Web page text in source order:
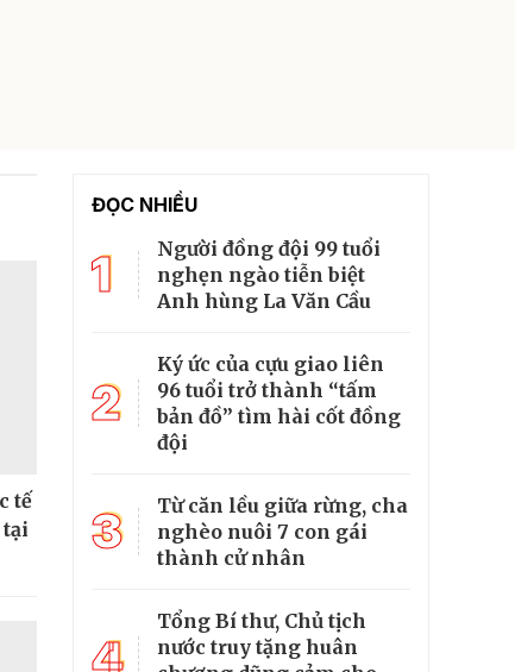
tế
ĐỌC NHIỀU
1
Người đồng đội 99 tuổi
nghẹn ngào tiễn biệt
Anh hùng La Văn Cầu
2
Ký ức của cựu giao liên
96 tuổi trở thành “tấm
bản đồ” tìm hài cốt đồng
đội
3
Từ căn lều giữa rừng, cha
nghèo nuôi 7 con gái
thành cử nhân
4
Tổng Bí thư, Chủ tịch
nước truy tặng huân